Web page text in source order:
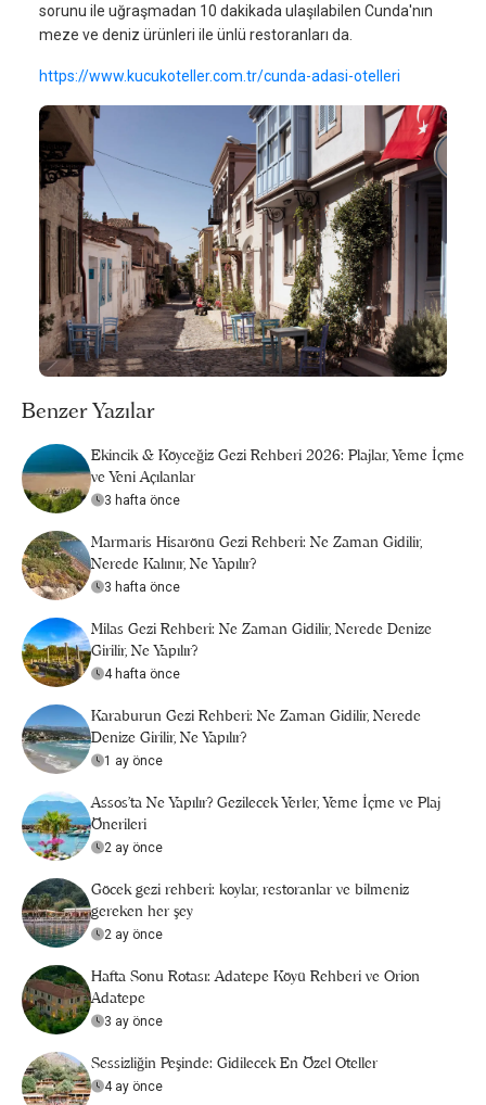
sorunu ile uğraşmadan 10 dakikada ulaşılabilen Cunda'nın
meze ve deniz ürünleri ile ünlü restoranları da.
https://www.kucukoteller.com.tr/cunda-adasi-otelleri
Benzer Yazılar
Ekincik & Köyceğiz Gezi Rehberi 2026: Plajlar, Yeme İçme
ve Yeni Açılanlar
3 hafta önce
Marmaris Hisarönü Gezi Rehberi: Ne Zaman Gidilir,
Nerede Kalınır, Ne Yapılır?
3 hafta önce
Milas Gezi Rehberi: Ne Zaman Gidilir, Nerede Denize
Girilir, Ne Yapılır?
4 hafta önce
Karaburun Gezi Rehberi: Ne Zaman Gidilir, Nerede
Denize Girilir, Ne Yapılır?
1 ay önce
Assos’ta Ne Yapılır? Gezilecek Yerler, Yeme İçme ve Plaj
Önerileri
2 ay önce
Göcek gezi rehberi: koylar, restoranlar ve bilmeniz
gereken her şey
2 ay önce
Hafta Sonu Rotası: Adatepe Köyü Rehberi ve Orion
Adatepe
3 ay önce
Sessizliğin Peşinde: Gidilecek En Özel Oteller
4 ay önce